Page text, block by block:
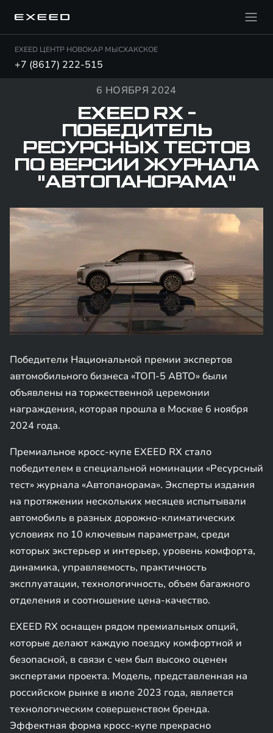
EXEED ЦЕНТР НОВОКАР МЫСХАКСКОЕ
+7 (8617) 222-515
6 НОЯБРЯ 2024
EXEED RX -
ПОБЕДИТЕЛЬ
РЕСУРСНЫХ ТЕСТОВ
ПО ВЕРСИИ ЖУРНАЛА
"АВТОПАНОРАМА"
Победители Национальной премии экспертов
автомобильного бизнеса «ТОП-5 АВТО» были
объявлены на торжественной церемонии
награждения, которая прошла в Москве 6 ноября
2024 года.
Премиальное кросс-купе EXEED RX стало
победителем в специальной номинации «Ресурсный
тест» журнала «Автопанорама». Эксперты издания
на протяжении нескольких месяцев испытывали
автомобиль в разных дорожно-климатических
условиях по 10 ключевым параметрам, среди
которых экстерьер и интерьер, уровень комфорта,
динамика, управляемость, практичность
эксплуатации, технологичность, объем багажного
отделения и соотношение цена-качество.
EXEED RX оснащен рядом премиальных опций,
которые делают каждую поездку комфортной и
безопасной, в связи с чем был высоко оценен
экспертами проекта. Модель, представленная на
российском рынке в июле 2023 года, является
технологическим совершенством бренда.
Эффектная форма кросс-купе прекрасно